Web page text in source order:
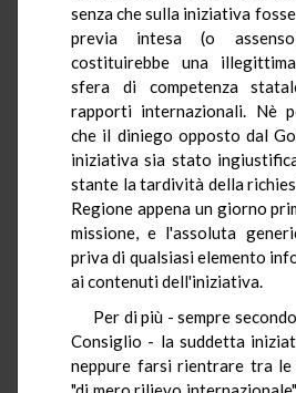
senza che sulla iniziativa
previa intesa (o
costituirebbe una
sfera di competenza
rapporti internazionali. Nè
che il diniego opposto dal
iniziativa sia stato
stante la tardività della
Regione appena un giorno
missione, e l'assoluta
priva di qualsiasi elemento
ai contenuti dell'iniziativa.
Per di più - sempre
Consiglio - la suddetta
neppure farsi rientrare tra